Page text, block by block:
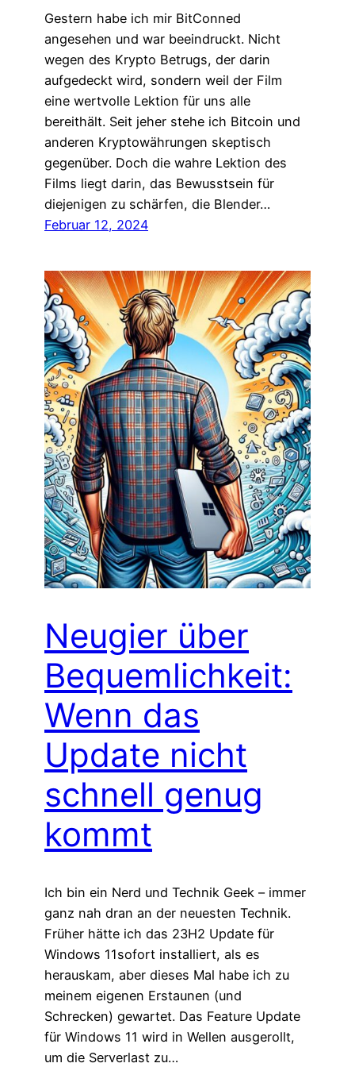
Gestern habe ich mir BitConned
angesehen und war beeindruckt. Nicht
wegen des Krypto Betrugs, der darin
aufgedeckt wird, sondern weil der Film
eine wertvolle Lektion für uns alle
bereithält. Seit jeher stehe ich Bitcoin und
anderen Kryptowährungen skeptisch
gegenüber. Doch die wahre Lektion des
Films liegt darin, das Bewusstsein für
diejenigen zu schärfen, die Blender…
Februar 12, 2024
Neugier über
Bequemlichkeit:
Wenn das
Update nicht
schnell genug
kommt
Ich bin ein Nerd und Technik Geek – immer
ganz nah dran an der neuesten Technik.
Früher hätte ich das 23H2 Update für
Windows 11sofort installiert, als es
herauskam, aber dieses Mal habe ich zu
meinem eigenen Erstaunen (und
Schrecken) gewartet. Das Feature Update
für Windows 11 wird in Wellen ausgerollt,
um die Serverlast zu…